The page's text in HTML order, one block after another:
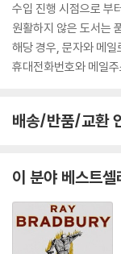
수입 진행 시점으로 부
원활하지 않은 도서는
해당 경우, 문자와 메
휴대전화번호와 메일
배송/반품/교환
이 분야 베스트셀